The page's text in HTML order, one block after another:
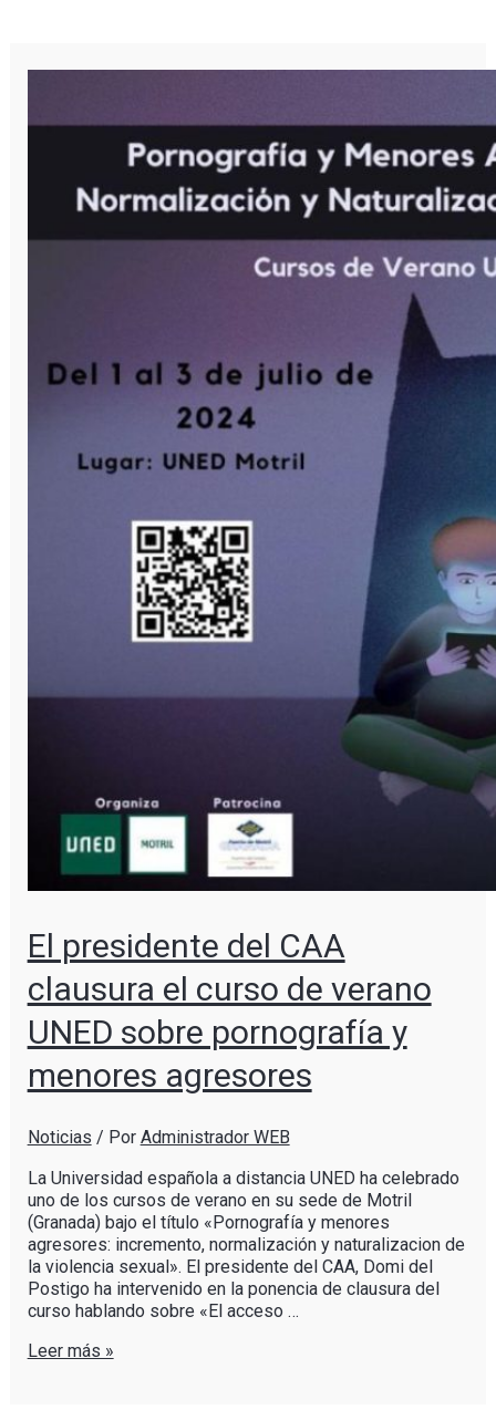
El presidente del CAA
clausura el curso de verano
UNED sobre pornografía y
menores agresores
Noticias / Por Administrador WEB
La Universidad española a distancia UNED ha celebrado
uno de los cursos de verano en su sede de Motril
(Granada) bajo el título «Pornografía y menores
agresores: incremento, normalización y naturalizacion de
la violencia sexual». El presidente del CAA, Domi del
Postigo ha intervenido en la ponencia de clausura del
curso hablando sobre «El acceso …
Leer más »